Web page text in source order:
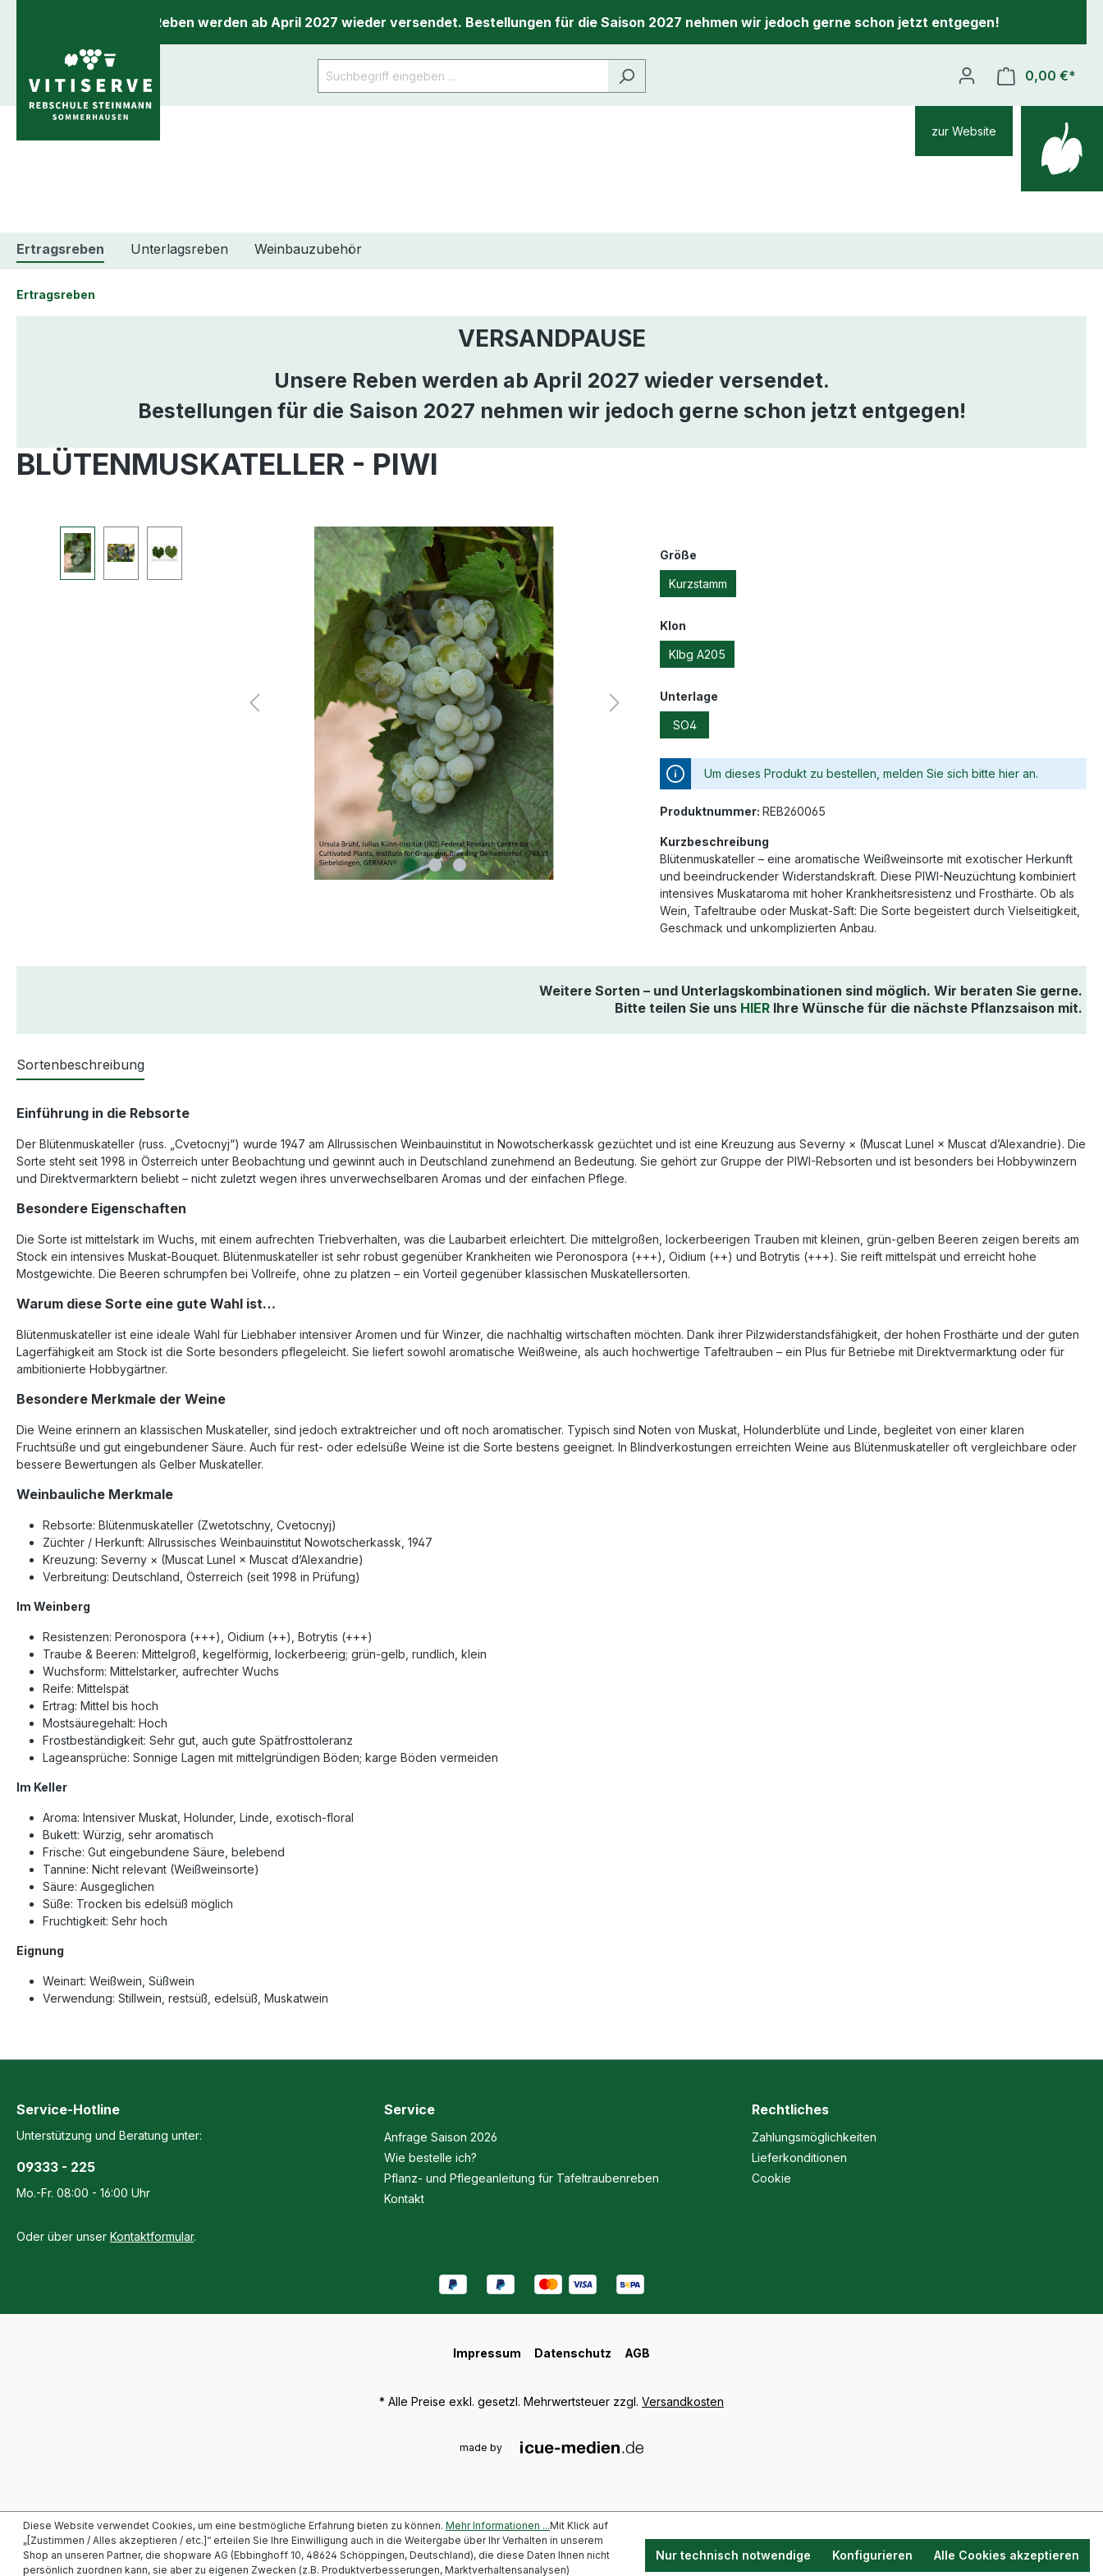
Unsere Reben werden ab April 2027 wieder versendet. Bestellungen für die Saison 2027 nehmen wir jedoch gerne schon jetzt entgegen!
0,00 €*
zur Website
Ertragsreben Unterlagsreben Weinbauzubehör
Ertragsreben
VERSANDPAUSE
Unsere Reben werden ab April 2027 wieder versendet.
Bestellungen für die Saison 2027 nehmen wir jedoch gerne schon jetzt entgegen!
BLÜTENMUSKATELLER - PIWI
Größe
Kurzstamm
Klon
Klbg A205
Unterlage
SO4
Um dieses Produkt zu bestellen, melden Sie sich bitte hier an.
Produktnummer: REB260065
Kurzbeschreibung
Blütenmuskateller – eine aromatische Weißweinsorte mit exotischer Herkunft
und beeindruckender Widerstandskraft. Diese PIWI-Neuzüchtung kombiniert
intensives Muskataroma mit hoher Krankheitsresistenz und Frosthärte. Ob als
Wein, Tafeltraube oder Muskat-Saft: Die Sorte begeistert durch Vielseitigkeit,
Geschmack und unkomplizierten Anbau.
Weitere Sorten – und Unterlagskombinationen sind möglich. Wir beraten Sie gerne.
Bitte teilen Sie uns HIER Ihre Wünsche für die nächste Pflanzsaison mit.
Sortenbeschreibung
Einführung in die Rebsorte
Der Blütenmuskateller (russ. „Cvetocnyj“) wurde 1947 am Allrussischen Weinbauinstitut in Nowotscherkassk gezüchtet und ist eine Kreuzung aus Severny × (Muscat Lunel × Muscat d’Alexandrie). Die
Sorte steht seit 1998 in Österreich unter Beobachtung und gewinnt auch in Deutschland zunehmend an Bedeutung. Sie gehört zur Gruppe der PIWI-Rebsorten und ist besonders bei Hobbywinzern
und Direktvermarktern beliebt – nicht zuletzt wegen ihres unverwechselbaren Aromas und der einfachen Pflege.
Besondere Eigenschaften
Die Sorte ist mittelstark im Wuchs, mit einem aufrechten Triebverhalten, was die Laubarbeit erleichtert. Die mittelgroßen, lockerbeerigen Trauben mit kleinen, grün-gelben Beeren zeigen bereits am
Stock ein intensives Muskat-Bouquet. Blütenmuskateller ist sehr robust gegenüber Krankheiten wie Peronospora (+++), Oidium (++) und Botrytis (+++). Sie reift mittelspät und erreicht hohe
Mostgewichte. Die Beeren schrumpfen bei Vollreife, ohne zu platzen – ein Vorteil gegenüber klassischen Muskatellersorten.
Warum diese Sorte eine gute Wahl ist…
Blütenmuskateller ist eine ideale Wahl für Liebhaber intensiver Aromen und für Winzer, die nachhaltig wirtschaften möchten. Dank ihrer Pilzwiderstandsfähigkeit, der hohen Frosthärte und der guten
Lagerfähigkeit am Stock ist die Sorte besonders pflegeleicht. Sie liefert sowohl aromatische Weißweine, als auch hochwertige Tafeltrauben – ein Plus für Betriebe mit Direktvermarktung oder für
ambitionierte Hobbygärtner.
Besondere Merkmale der Weine
Die Weine erinnern an klassischen Muskateller, sind jedoch extraktreicher und oft noch aromatischer. Typisch sind Noten von Muskat, Holunderblüte und Linde, begleitet von einer klaren
Fruchtsüße und gut eingebundener Säure. Auch für rest- oder edelsüße Weine ist die Sorte bestens geeignet. In Blindverkostungen erreichten Weine aus Blütenmuskateller oft vergleichbare oder
bessere Bewertungen als Gelber Muskateller.
Weinbauliche Merkmale
Rebsorte: Blütenmuskateller (Zwetotschny, Cvetocnyj)
Züchter / Herkunft: Allrussisches Weinbauinstitut Nowotscherkassk, 1947
Kreuzung: Severny × (Muscat Lunel × Muscat d’Alexandrie)
Verbreitung: Deutschland, Österreich (seit 1998 in Prüfung)
Im Weinberg
Resistenzen: Peronospora (+++), Oidium (++), Botrytis (+++)
Traube & Beeren: Mittelgroß, kegelförmig, lockerbeerig; grün-gelb, rundlich, klein
Wuchsform: Mittelstarker, aufrechter Wuchs
Reife: Mittelspät
Ertrag: Mittel bis hoch
Mostsäuregehalt: Hoch
Frostbeständigkeit: Sehr gut, auch gute Spätfrosttoleranz
Lageansprüche: Sonnige Lagen mit mittelgründigen Böden; karge Böden vermeiden
Im Keller
Aroma: Intensiver Muskat, Holunder, Linde, exotisch-floral
Bukett: Würzig, sehr aromatisch
Frische: Gut eingebundene Säure, belebend
Tannine: Nicht relevant (Weißweinsorte)
Säure: Ausgeglichen
Süße: Trocken bis edelsüß möglich
Fruchtigkeit: Sehr hoch
Eignung
Weinart: Weißwein, Süßwein
Verwendung: Stillwein, restsüß, edelsüß, Muskatwein
Service-Hotline
Unterstützung und Beratung unter:
09333 - 225
Mo.-Fr. 08:00 - 16:00 Uhr
Oder über unser Kontaktformular.
Service
Anfrage Saison 2026
Wie bestelle ich?
Pflanz- und Pflegeanleitung für Tafeltraubenreben
Kontakt
Rechtliches
Zahlungsmöglichkeiten
Lieferkonditionen
Cookie
Impressum Datenschutz AGB
* Alle Preise exkl. gesetzl. Mehrwertsteuer zzgl. Versandkosten
made by
Diese Website verwendet Cookies, um eine bestmögliche Erfahrung bieten zu können. Mehr Informationen ...Mit Klick auf
„[Zustimmen / Alles akzeptieren / etc.]“ erteilen Sie Ihre Einwilligung auch in die Weitergabe über Ihr Verhalten in unserem
Shop an unseren Partner, die shopware AG (Ebbinghoff 10, 48624 Schöppingen, Deutschland), die diese Daten Ihnen nicht
persönlich zuordnen kann, sie aber zu eigenen Zwecken (z.B. Produktverbesserungen, Marktverhaltensanalysen)
Nur technisch notwendige Konfigurieren Alle Cookies akzeptieren